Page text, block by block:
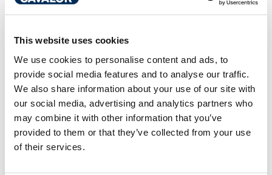
This website uses cookies
We use cookies to personalise content and ads, to
provide social media features and to analyse our traffic.
We also share information about your use of our site with
our social media, advertising and analytics partners who
may combine it with other information that you’ve
provided to them or that they’ve collected from your use
of their services.
Magenwand und vermeiden dadurch Reizungen.
Ein hoher Faseranteil, auch Rohfaser genannt. Rohfaser
allmählich freigesetzte Energie. Darüber hinaus
verbessert eine Mischung aus hochwertigen und leicht
verdaulichen Fasern die Verdauung und beugt Magen-
Darm-Problemen vor. Je faserreicher das Futter ist,
desto länger muss das Pferd kauen und desto mehr
Speichel wird produziert. Die Mikroorganismen im Darm
benötigen ebenfalls Raufutter. Zur Erhaltung einer